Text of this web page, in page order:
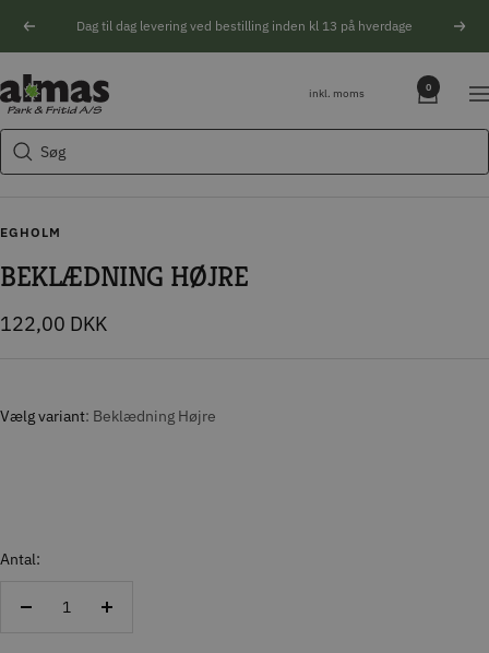
Forrige Dag til dag levering ved bestilling inden kl 13 på hverdage
Søg
Almas
Park
&
Fritid
inkl. moms 0
EGHOLM
BEKLÆDNING HØJRE
Tilbudspris
122,00 DKK
Vælg variant Beklædning Højre
Antal:
Reducer
Forøg
Søgeforslag
Husqvarna motorsav
Kikkert
Blink